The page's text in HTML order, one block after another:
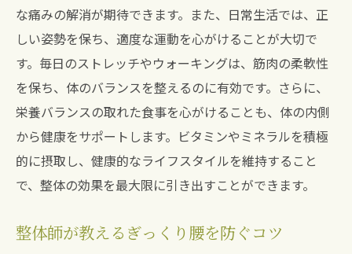
な痛みの解消が期待できます。また、日常生活では、正
しい姿勢を保ち、適度な運動を心がけることが大切で
す。毎日のストレッチやウォーキングは、筋肉の柔軟性
を保ち、体のバランスを整えるのに有効です。さらに、
栄養バランスの取れた食事を心がけることも、体の内側
から健康をサポートします。ビタミンやミネラルを積極
的に摂取し、健康的なライフスタイルを維持すること
で、整体の効果を最大限に引き出すことができます。
整体師が教えるぎっくり腰を防ぐコツ